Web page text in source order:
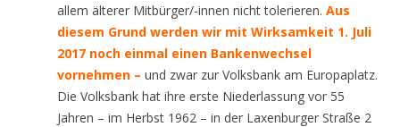
allem älterer Mitbürger/-innen nicht tolerieren. Aus
diesem Grund werden wir mit Wirksamkeit 1. Juli
2017 noch einmal einen Bankenwechsel
vornehmen – und zwar zur Volksbank am Europaplatz.
Die Volksbank hat ihre erste Niederlassung vor 55
Jahren – im Herbst 1962 – in der Laxenburger Straße 2